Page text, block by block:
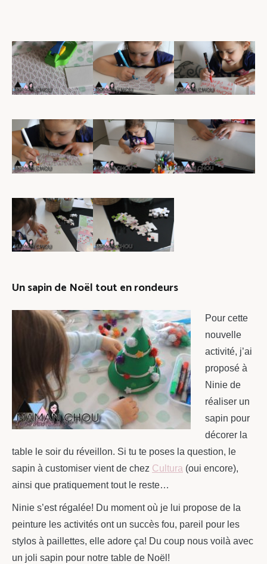
Un sapin de Noël tout en rondeurs
Pour cette
nouvelle
activité, j’ai
proposé à
Ninie de
réaliser un
sapin pour
décorer la
table le soir du réveillon. Si tu te poses la question, le
sapin à customiser vient de chez Cultura (oui encore),
ainsi que pratiquement tout le reste…
Ninie s’est régalée! Du moment où je lui propose de la
peinture les activités ont un succès fou, pareil pour les
stylos à paillettes, elle adore ça! Du coup nous voilà avec
un joli sapin pour notre table de Noël!